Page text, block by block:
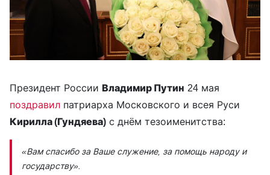
Президент России Владимир Путин 24 мая
поздравил патриарха Московского и всея Руси
Кирилла (Гундяева) с днём тезоименитства:
«Вам спасибо за Ваше служение, за помощь народу и
государству».